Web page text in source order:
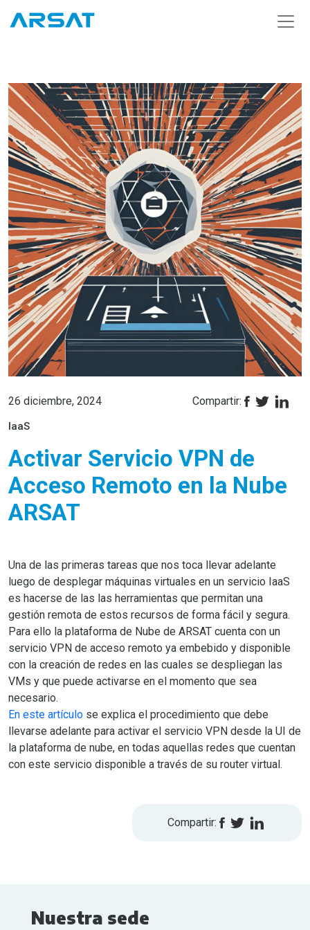
26 diciembre, 2024 Compartir:
IaaS
Activar Servicio VPN de
Acceso Remoto en la Nube
ARSAT
Una de las primeras tareas que nos toca llevar adelante
luego de desplegar máquinas virtuales en un servicio IaaS
es hacerse de las las herramientas que permitan una
gestión remota de estos recursos de forma fácil y segura.
Para ello la plataforma de Nube de ARSAT cuenta con un
servicio VPN de acceso remoto ya embebido y disponible
con la creación de redes en las cuales se despliegan las
VMs y que puede activarse en el momento que sea
necesario.
En este artículo se explica el procedimiento que debe
llevarse adelante para activar el servicio VPN desde la UI de
la plataforma de nube, en todas aquellas redes que cuentan
con este servicio disponible a través de su router virtual.
Compartir:
Nuestra sede